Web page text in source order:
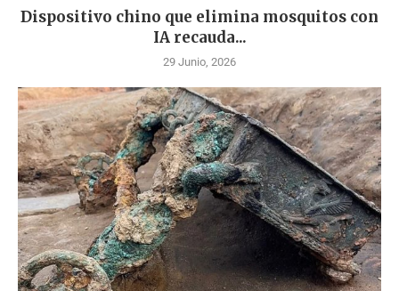
Dispositivo chino que elimina mosquitos con
IA recauda...
29 Junio, 2026